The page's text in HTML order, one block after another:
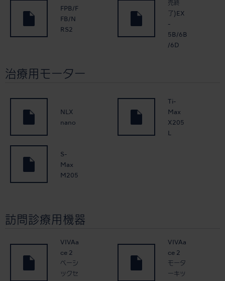
FPB/F
FB/N
RS2
売終
了)EX
-
5B/6B
/6D
治療用モーター
NLX
nano
Ti-
Max
X205
L
S-
Max
M205
訪問診療用機器
VIVAa
ce 2
ベーシ
ックセ
VIVAa
ce 2
モータ
ーキッ